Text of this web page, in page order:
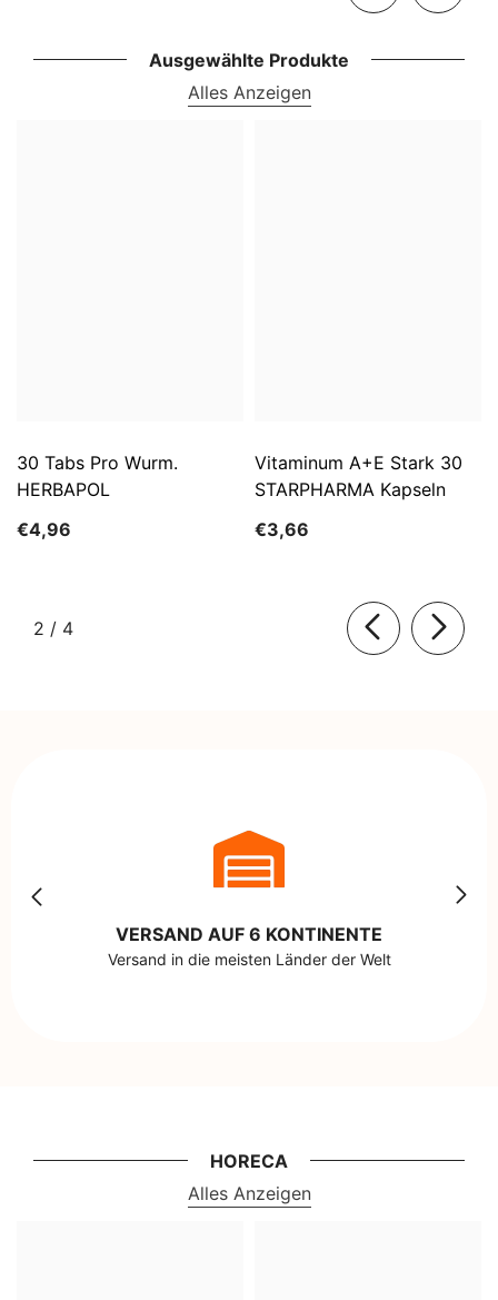
Ausgewählte Produkte
Alles Anzeigen
30 Tabs Pro Wurm.
HERBAPOL
€4,96
Vitaminum A+E Stark 30
STARPHARMA Kapseln
€3,66
2 / von
4
VERSAND AUF 6 KONTINENTE
Versand in die meisten Länder der Welt
HORECA
Alles Anzeigen